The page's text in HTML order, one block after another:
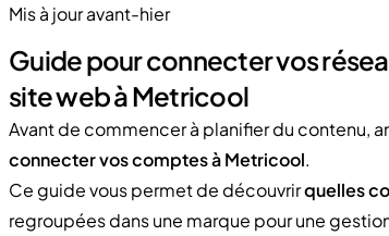
Mis à jour avant-hier
Guide pour connecter vos
site web à Metricool
Avant de commencer à planifier du contenu,
connecter vos comptes à Metricool.
Ce guide vous permet de découvrirquelles
regroupées dans une marque pour une